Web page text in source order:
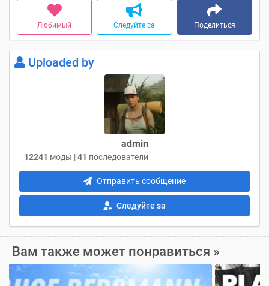
Любимый Следуйте за Поделиться
Uploaded by
admin
12241 моды |41 последователи
Отправить сообщение
Следуйте за
Вам также может понравиться »